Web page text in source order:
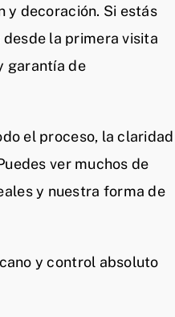
y decoración. Si estás
la primera visita
garantía de
el proceso, la claridad
ver muchos de
y nuestra forma de
y control absoluto